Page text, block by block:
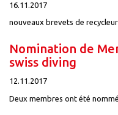
16.11.2017
nouveaux brevets de recycleur
Nomination de
swiss diving
12.11.2017
Deux membres ont été